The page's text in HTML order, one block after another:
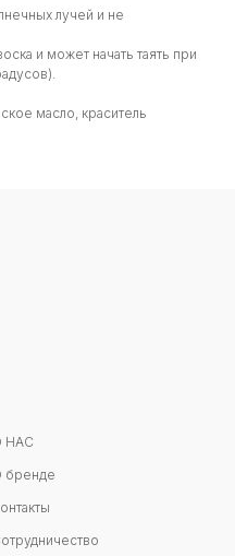
лучей и не
и может начать таять при
масло, краситель
НАС
бренде